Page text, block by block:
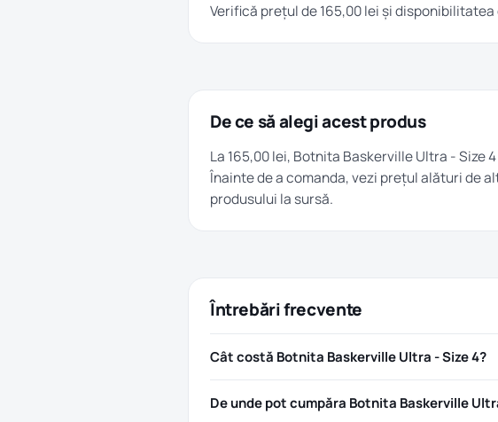
Verifică prețul de 165,00 lei și
De ce să alegi acest produs
La 165,00 lei, Botnita Baskerville Ultra - Size
Înainte de a comanda, vezi prețul alături de
produsului la sursă.
Întrebări frecvente
Cât costă Botnita Baskerville Ultra - Size 4?
De unde pot cumpăra Botnita Baskerville